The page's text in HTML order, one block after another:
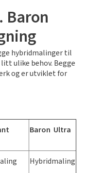
Baron
hybridmalinger til
ulike behov. Begge
og er utviklet for
Baron Ultra
Hybridmaling